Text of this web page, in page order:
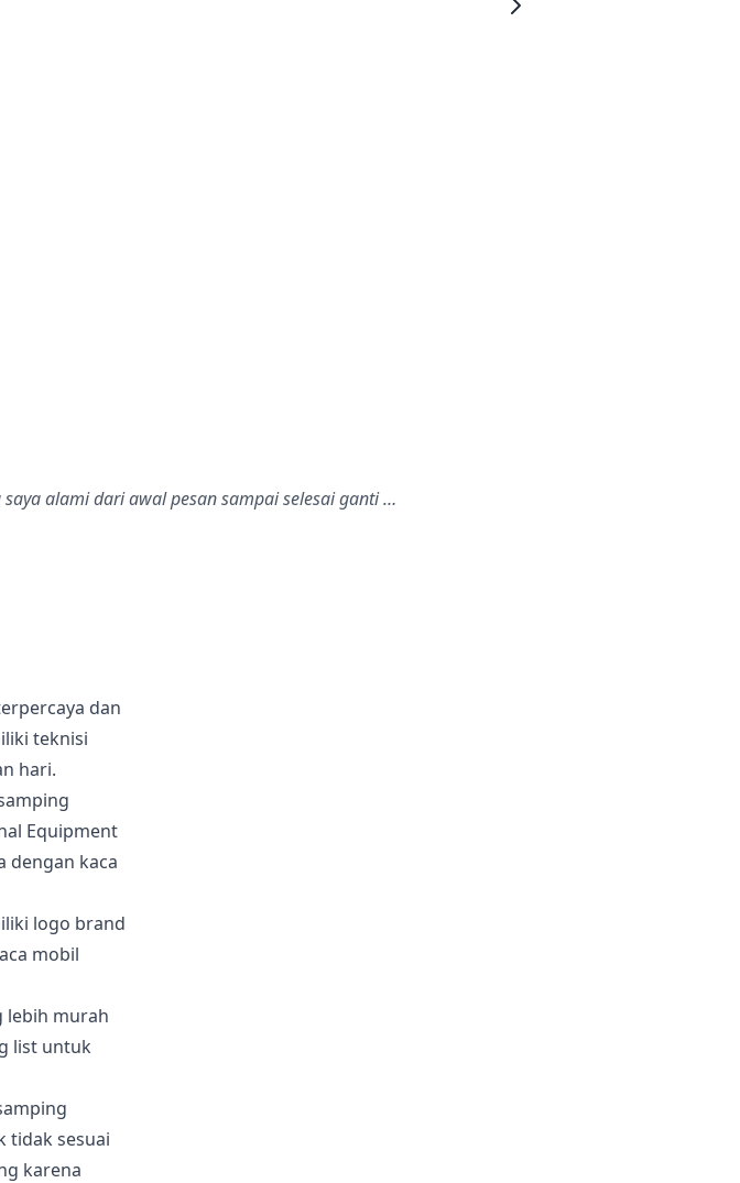
alami dari awal pesan sampai selesai ganti …
dan
teknisi
hari.
Equipment
dengan kaca
logo brand
mobil
lebih murah
list untuk
tidak sesuai
karena